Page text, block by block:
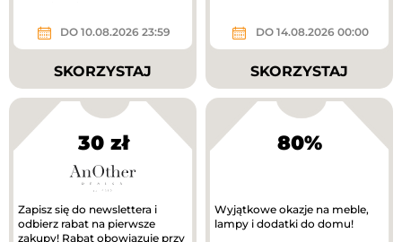
DO 10.08.2026 23:59
SKORZYSTAJ
DO 14.08.2026 00:00
SKORZYSTAJ
30 zł
Zapisz się do newslettera i
odbierz rabat na pierwsze
zakupy! Rabat obowiązuje przy
80%
Wyjątkowe okazje na meble,
lampy i dodatki do domu!